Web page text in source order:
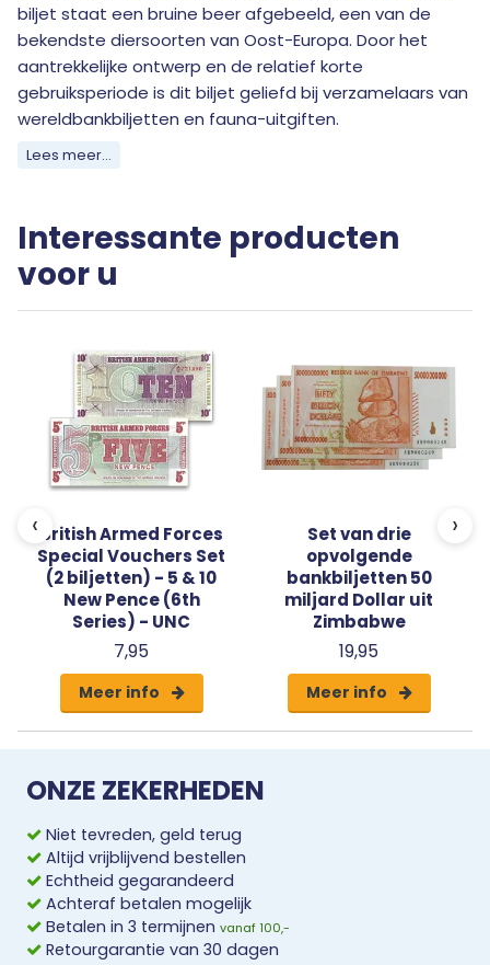
biljet staat een bruine beer afgebeeld, een van de
bekendste diersoorten van Oost-Europa. Door het
aantrekkelijke ontwerp en de relatief korte
gebruiksperiode is dit biljet geliefd bij verzamelaars van
wereldbankbiljetten en fauna-uitgiften.
Lees meer...
Interessante producten
voor u
‹ British Armed Forces
Special Vouchers Set
(2 biljetten) - 5 & 10
New Pence (6th
Series) - UNC
7,95
Meer info
Set van drie
opvolgende
bankbiljetten 50
miljard Dollar uit
Zimbabwe
19,95
Meer info
›
ONZE ZEKERHEDEN
Niet tevreden, geld terug
Altijd vrijblijvend bestellen
Echtheid gegarandeerd
Achteraf betalen mogelijk
Betalen in 3 termijnen vanaf 100,-
Retourgarantie van 30 dagen